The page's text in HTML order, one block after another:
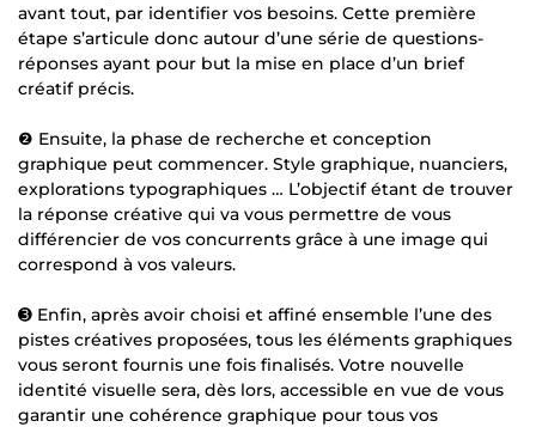
avant tout, par identifier vos besoins. Cette première
étape s’articule donc autour d’une série de questions-
réponses ayant pour but la mise en place d’un brief
créatif précis.
❷ Ensuite, la phase de recherche et conception
graphique peut commencer. Style graphique, nuanciers,
explorations typographiques … L’objectif étant de trouver
la réponse créative qui va vous permettre de vous
différencier de vos concurrents grâce à une image qui
correspond à vos valeurs.
➌ Enfin, après avoir choisi et affiné ensemble l’une des
pistes créatives proposées, tous les éléments graphiques
vous seront fournis une fois finalisés. Votre nouvelle
identité visuelle sera, dès lors, accessible en vue de vous
garantir une cohérence graphique pour tous vos